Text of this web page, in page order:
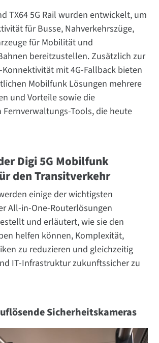
TX64 5G Rail wurden entwickelt, um
für Busse, Nahverkehrszüge,
für Mobilität und
bereitzustellen. Zusätzlich zur
mit 4G-Fallback bieten
Mobilfunk Lösungen mehrere
und Vorteile sowie die
Fernverwaltungs-Tools, die heute
Digi 5G Mobilfunk
den Transitverkehr
einige der wichtigsten
All-in-One-Routerlösungen
und erläutert, wie sie den
helfen können, Komplexität,
zu reduzieren und gleichzeitig
IT-Infrastruktur zukunftssicher zu
Sicherheitskameras